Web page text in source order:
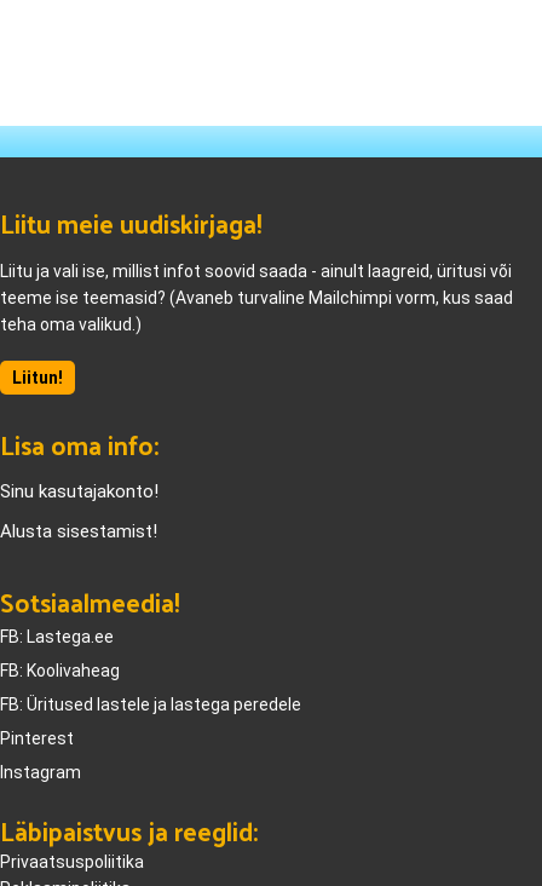
Liitu meie uudiskirjaga!
Liitu ja vali ise, millist infot soovid saada - ainult laagreid, üritusi või
teeme ise teemasid? (Avaneb turvaline Mailchimpi vorm, kus saad
teha oma valikud.)
Liitun!
Lisa oma info:
Sinu kasutajakonto!
Alusta sisestamist!
Sotsiaalmeedia!
FB: Lastega.ee
FB: Koolivaheag
FB: Üritused lastele ja lastega peredele
Pinterest
Instagram
Läbipaistvus ja reeglid:
Privaatsuspoliitika